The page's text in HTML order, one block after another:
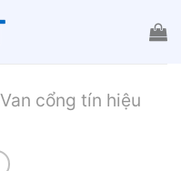
Van cổng tín hiệu